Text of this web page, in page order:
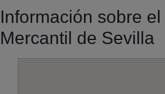
Información sobre
Mercantil de Sevilla